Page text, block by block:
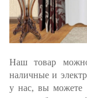
Наш товар
наличные и
у нас, вы можете